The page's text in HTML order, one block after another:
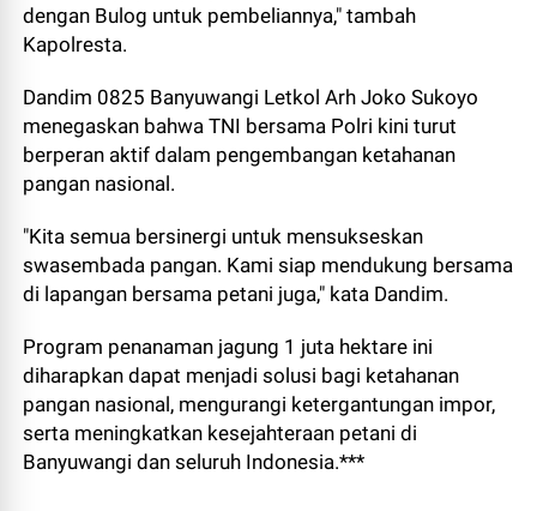
dengan Bulog untuk pembeliannya," tambah
Kapolresta.
Dandim 0825 Banyuwangi Letkol Arh Joko Sukoyo
menegaskan bahwa TNI bersama Polri kini turut
berperan aktif dalam pengembangan ketahanan
pangan nasional.
"Kita semua bersinergi untuk mensukseskan
swasembada pangan. Kami siap mendukung bersama
di lapangan bersama petani juga," kata Dandim.
Program penanaman jagung 1 juta hektare ini
diharapkan dapat menjadi solusi bagi ketahanan
pangan nasional, mengurangi ketergantungan impor,
serta meningkatkan kesejahteraan petani di
Banyuwangi dan seluruh Indonesia.***